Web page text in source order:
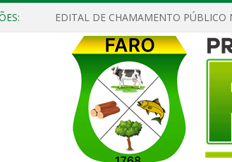
EDITAL DE CHAMAMENTO